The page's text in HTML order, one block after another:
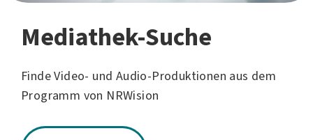
Mediathek-Suche
Finde Video- und Audio-Produktionen aus dem
Programm von NRWision